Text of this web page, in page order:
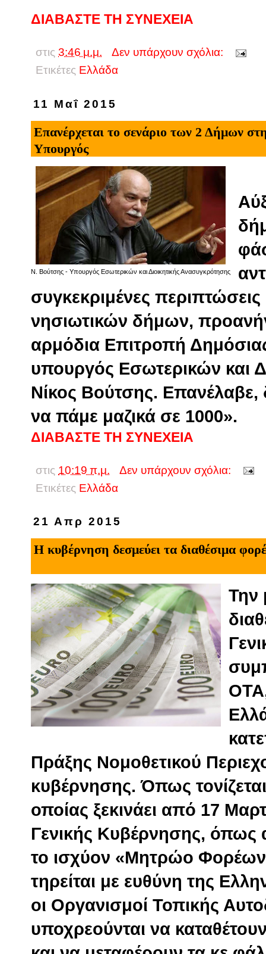
ΔΙΑΒΑΣΤΕ ΤΗ ΣΥΝΕΧΕΙΑ
στις 3:46 μ.μ.
Δεν υπάρχουν σχόλια:
Ετικέτες Eλλάδα
11 Μαΐ 2015
Επανέρχεται το σενάριο των 2 Δήμων
Υπουργός
Ν. Βούτσης - Υπουργός Εσωτερικών και Διοικητικής Ανασυγκρότησης
συγκεκριμένες
νησιωτικών δήμων,
αρμόδια Επιτροπή
υπουργός Εσωτερικών και
Νίκος Βούτσης. Επανέλαβε,
να πάμε μαζικά σε 1000».
ΔΙΑΒΑΣΤΕ ΤΗ ΣΥΝΕΧΕΙΑ
στις 10:19 π.μ.
Δεν υπάρχουν σχόλια:
Ετικέτες Eλλάδα
21 Απρ 2015
Η κυβέρνηση δεσμεύει τα διαθέσιμα
Την
Πράξης Νομοθετικού
κυβέρνησης. Όπως
οποίας ξεκινάει από 17
Γενικής Κυβέρνησης, όπως
το ισχύον «Μητρώο
τηρείται με ευθύνη της
οι Οργανισμοί Τοπικής
υποχρεούνται να